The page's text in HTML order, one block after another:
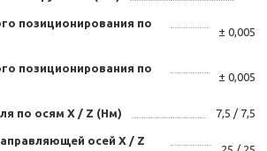
позиционирования по
± 0,005
позиционирования по
± 0,005
по осям X / Z (Нм) 7,5 / 7,5
осей X / Z